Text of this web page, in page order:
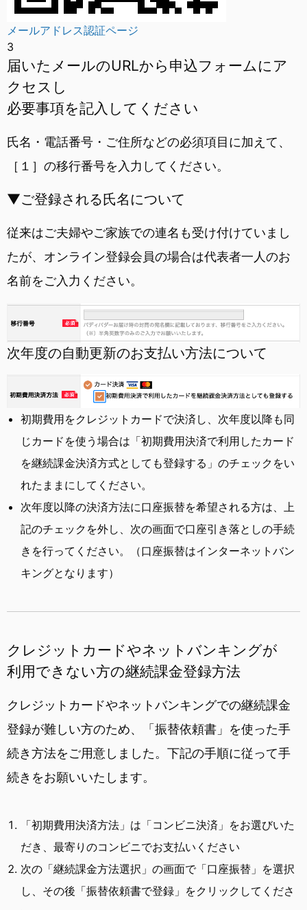
メールアドレス認証ページ
3
届いたメールのURLから 申込フォームにア
クセスし
必要事項を記入してください
氏名・電話番号・ご住所などの必須項目に加えて、
［１］の移行番号を入力してください。
▼ご登録される氏名について
従来はご夫婦やご家族での連名も受け付けていまし
たが、オンライン登録会員の場合は代表者一人のお
名前をご入力ください。
次年度の自動更新のお支払い方法について
初期費用をクレジットカードで決済し、 次年度以降も同
じカードを使う 場合は「初期費用決済で利用したカード
を継続課金決済方式としても登録する」のチェックをい
れたまま にしてください。
次年度以降の決済方法に口座振替を希望される方は、上
記のチェックを外し 、次の画面で口座引き落としの手続
きを行ってください。（口座振替はインターネットバン
キングとなります）
クレジットカードやネットバンキングが
利用できない方の継続課金登録方法
クレジットカードやネットバンキングでの継続課金
登録が難しい方のため、「振替依頼書」を使った手
続き方法をご用意しました。下記の手順に従って手
続きをお願いいたします。
「初期費用決済方法」は「コンビニ決済」をお選びいた
だき、最寄りのコンビニでお支払いください
次の「継続課金方法選択」の画面で「口座振替」を選択
し、その後「振替依頼書で登録」をクリックしてくださ